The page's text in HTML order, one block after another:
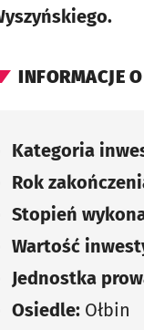
INFORMACJE
Kategoria
Rok
Stopień
Wartość
Jednostka
Osiedle: Ołbin